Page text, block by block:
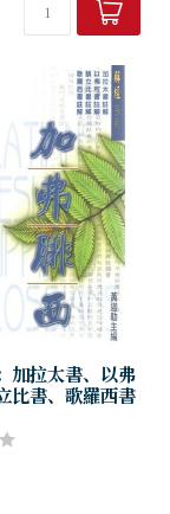
座寶庫。耶柔米、
古斯丁、...
加拉太書、以弗
比書、歌羅西書